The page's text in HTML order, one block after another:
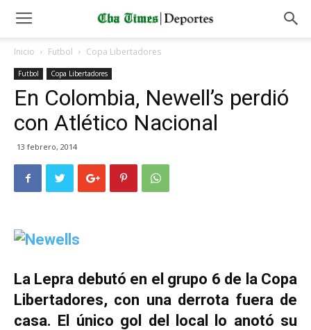
Inicio Futbol Copa Libertadores
Futbol Copa Libertadores
En Colombia, Newell’s perdió
con Atlético Nacional
13 febrero, 2014
La Lepra debutó en el grupo 6 de la Copa
Libertadores, con una derrota fuera de
casa. El único gol del local lo anotó su